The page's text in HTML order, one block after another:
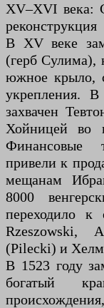
XV–XVI века:
реконструкция
В XV веке
(герб Сулима),
южное крыло,
укрепления.
захвачен
Хойницей во
Финансовые
привели к
мещанам
8000
переходило
Rzeszowski,
(Pilecki) и
В 1523 году
богатый